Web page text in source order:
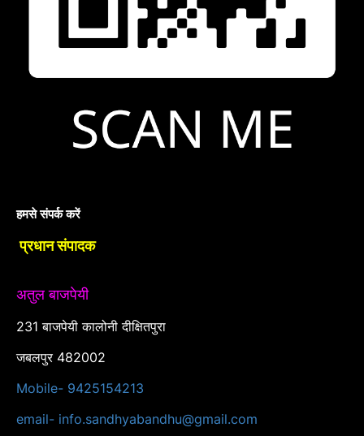
हमसे संपर्क करें
प्रधान संपादक
अतुल बाजपेयी
231 बाजपेयी कालोनी दीक्षितपुरा
जबलपुर 482002
Mobile- 9425154213
email- info.sandhyabandhu@gmail.com